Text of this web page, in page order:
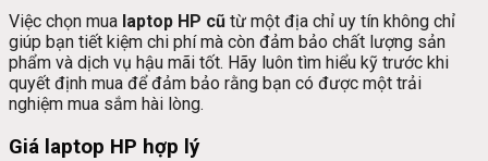
Việc chọn mua laptop HP cũ từ một địa chỉ uy tín không chỉ
giúp bạn tiết kiệm chi phí mà còn đảm bảo chất lượng sản
phẩm và dịch vụ hậu mãi tốt. Hãy luôn tìm hiểu kỹ trước khi
quyết định mua để đảm bảo rằng bạn có được một trải
nghiệm mua sắm hài lòng.
Giá laptop HP hợp lý